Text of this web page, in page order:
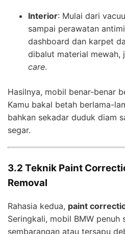
Interior: Mulai dari
sampai perawatan
dashboard dan karpet
dibalut material mewah,
care.
Hasilnya, mobil benar-benar
Kamu bakal betah berlama-
bahkan sekadar duduk diam
segar.
3.2 Teknik Paint
Removal
Rahasia kedua, paint
Seringkali, mobil BMW
sembarangan atau tersapu